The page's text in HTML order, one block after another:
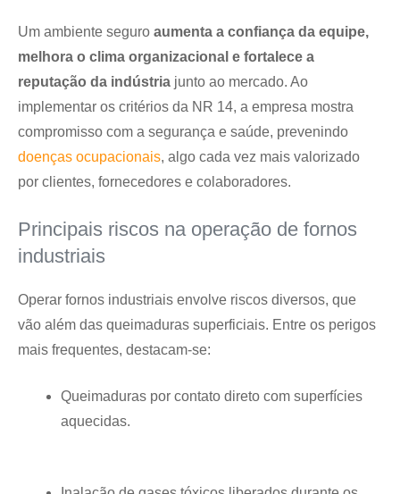
Um ambiente seguro aumenta a confiança da equipe,
melhora o clima organizacional e fortalece a
reputação da indústria junto ao mercado. Ao
implementar os critérios da NR 14, a empresa mostra
compromisso com a segurança e saúde, prevenindo
doenças ocupacionais, algo cada vez mais valorizado
por clientes, fornecedores e colaboradores.
Principais riscos na operação de fornos
industriais
Operar fornos industriais envolve riscos diversos, que
vão além das queimaduras superficiais. Entre os perigos
mais frequentes, destacam-se:
Queimaduras por contato direto com superfícies
aquecidas.